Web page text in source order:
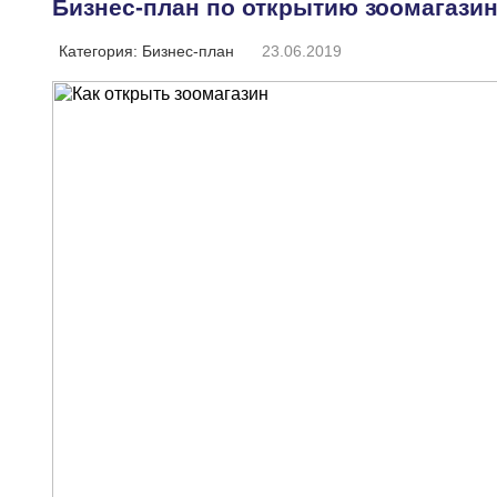
Бизнес-план по открытию
Категория: Бизнес-план 23.06.2019